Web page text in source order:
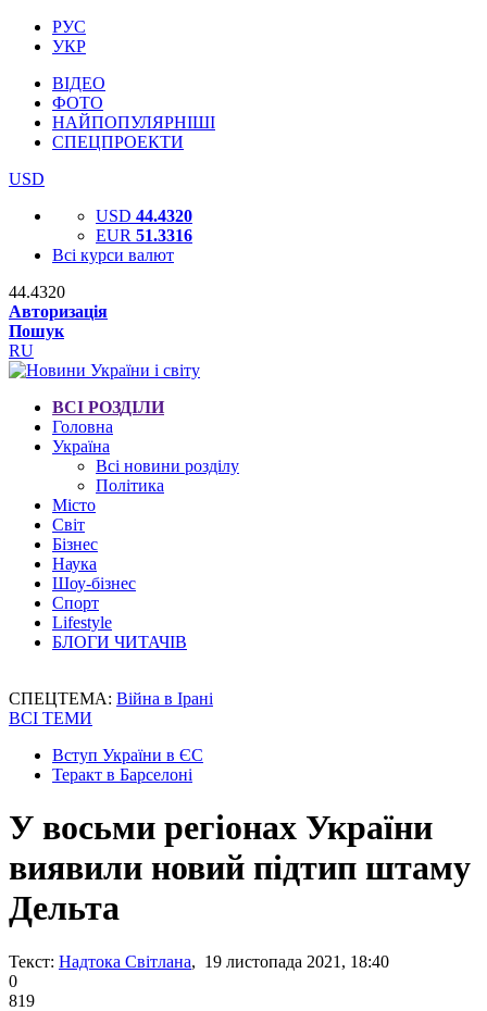
РУС
УКР
ВІДЕО
ФОТО
НАЙПОПУЛЯРНІШІ
СПЕЦПРОЕКТИ
USD
USD 44.4320
EUR 51.3316
Всі курси валют
44.4320
Авторизація
Пошук
RU
ВСІ РОЗДІЛИ
Головна
Україна
Всі новини розділу
Політика
Місто
Світ
Бізнес
Наука
Шоу-бізнес
Спорт
Lifestyle
БЛОГИ ЧИТАЧІВ
СПЕЦТЕМА: Війна в Ірані
ВСІ ТЕМИ
Вступ України в ЄС
Теракт в Барселоні
У восьми регіонах України
виявили новий підтип штаму
Дельта
Текст: Надтока Світлана, 19 листопада 2021, 18:40
0
819